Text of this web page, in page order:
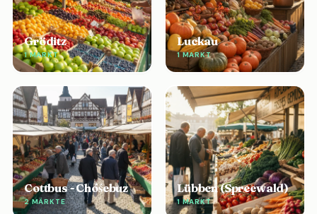
Gröditz
1 MARKT
Luckau
1 MARKT
Cottbus - Chóśebuz
2 MÄRKTE
Lübben (Spreewald)
1 MARKT